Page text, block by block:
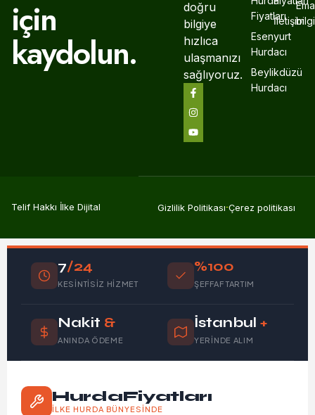
için
kaydolun.
doğru
bilgiye
hızlıca
ulaşmanızı
sağlıyoruz.
Fiyatları
Esenyurt
Hurdacı
Beylikdüzü
Hurdacı
İletişim
Telif Hakkı İlke Dijital Gizlilik Politikası Çerez politikası
7/24
KESINTISIZ HIZMET
%100
ŞEFFAF TARTIM
Nakit &
ANINDA ÖDEME
İstanbul +
YERINDE ALIM
HurdaFiyatları
İLKE HURDA BÜNYESINDE